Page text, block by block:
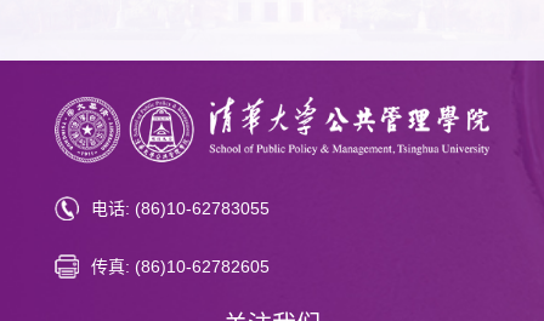
电话: (86)10-62783055
传真: (86)10-62782605